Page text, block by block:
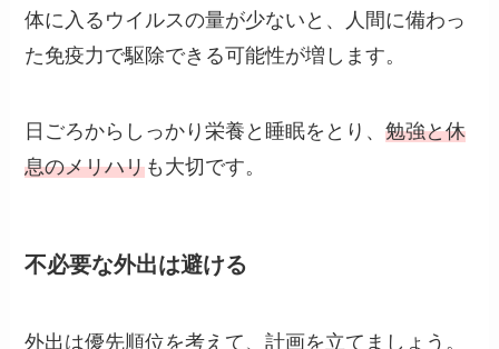
体に入るウイルスの量が少ないと、人間に備わっ
た免疫力で駆除できる可能性が増します。
日ごろからしっかり栄養と睡眠をとり、勉強と休
息のメリハリも大切です。
不必要な外出は避ける
外出は優先順位を考えて、計画を立てましょう。